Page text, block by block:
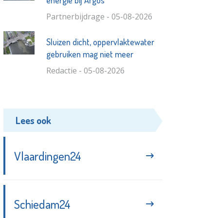
Partnerbijdrage - 05-08-2026
Sluizen dicht, oppervlaktewater
gebruiken mag niet meer
Redactie - 05-08-2026
Lees ook
Vlaardingen24
Schiedam24